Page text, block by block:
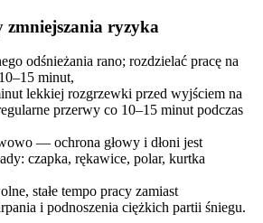
zmniejszania ryzyka
odśnieżania rano; rozdzielać pracę na
minut,
lekkiej rozgrzewki przed wyjściem na
przerwy co 10–15 minut podczas
— ochrona głowy i dłoni jest
czapka, rękawice, polar, kurtka
stałe tempo pracy zamiast
i podnoszenia ciężkich partii śniegu.